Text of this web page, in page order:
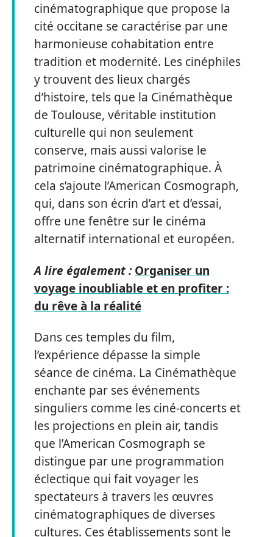
cinématographique que propose la
cité occitane se caractérise par une
harmonieuse cohabitation entre
tradition et modernité. Les cinéphiles
y trouvent des lieux chargés
d’histoire, tels que la Cinémathèque
de Toulouse, véritable institution
culturelle qui non seulement
conserve, mais aussi valorise le
patrimoine cinématographique. À
cela s’ajoute l’American Cosmograph,
qui, dans son écrin d’art et d’essai,
offre une fenêtre sur le cinéma
alternatif international et européen.
A lire également : Organiser un
voyage inoubliable et en profiter :
du rêve à la réalité
Dans ces temples du film,
l’expérience dépasse la simple
séance de cinéma. La Cinémathèque
enchante par ses événements
singuliers comme les ciné-concerts et
les projections en plein air, tandis
que l’American Cosmograph se
distingue par une programmation
éclectique qui fait voyager les
spectateurs à travers les œuvres
cinématographiques de diverses
cultures. Ces établissements sont le